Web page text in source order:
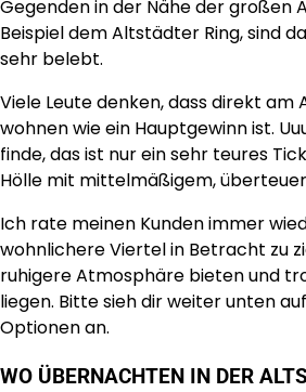
Gegenden in der Nähe der großen
Beispiel dem Altstädter Ring, sind
sehr belebt.
Viele Leute denken, dass direkt am
wohnen wie ein Hauptgewinn ist.
finde, das ist nur ein sehr teures
Hölle mit mittelmäßigem,
Ich rate meinen Kunden immer
wohnlichere Viertel in Betracht zu
ruhigere Atmosphäre bieten und
liegen. Bitte sieh dir weiter unten
Optionen an.
WO ÜBERNACHTEN IN DER